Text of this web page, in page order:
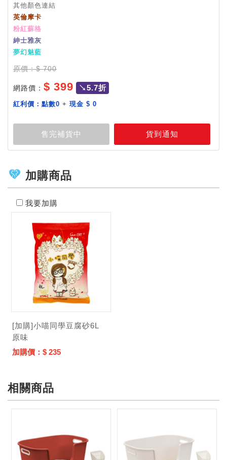
其他顏色連結
英倫摩卡
粉紅蘇格
紳士雅灰
夢幻魅藍
原價：$ 700
網路價： $ 399 ↘5.7折
紅利價： 點數0 + 現金 $ 0
加購商品
我要加購
[加購]小喵同學豆腐砂6L
原味
加購價：$ 235
相關商品